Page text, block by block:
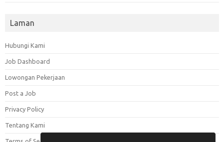
Laman
Hubungi Kami
Job Dashboard
Lowongan Pekerjaan
Post a Job
Privacy Policy
Tentang Kami